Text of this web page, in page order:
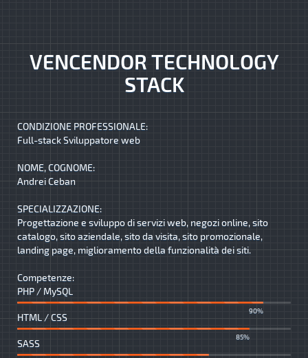
VENCENDOR TECHNOLOGY
STACK
CONDIZIONE PROFESSIONALE:
Full-stack Sviluppatore web
NOME, COGNOME:
Andrei Ceban
SPECIALIZZAZIONE:
Progettazione e sviluppo di servizi web, negozi online, sito
catalogo, sito aziendale, sito da visita, sito promozionale,
landing page, miglioramento della funzionalità dei siti.
Competenze:
PHP / MySQL
90%
HTML / CSS
85%
SASS